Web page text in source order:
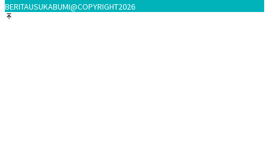
BERITAUSUKABUMI@COPYRIGHT2026